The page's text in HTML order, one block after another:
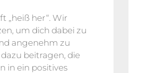
„heiß her“. Wir
um dich dabei zu
angenehm zu
beitragen, die
in ein positives